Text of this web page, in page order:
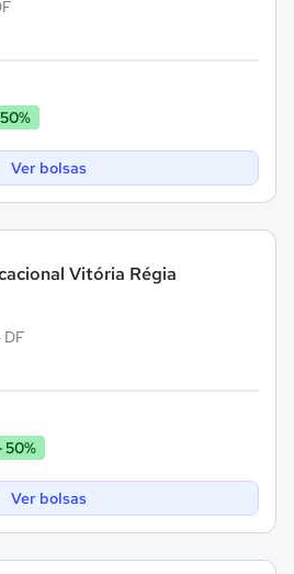
Ver bolsas
Vitória Régia
DF
50%
Ver bolsas